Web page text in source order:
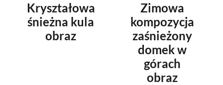
Kryształowa
śnieżna kula
obraz
Zimowa
kompozycja
zaśnieżony
domek w
górach
obraz